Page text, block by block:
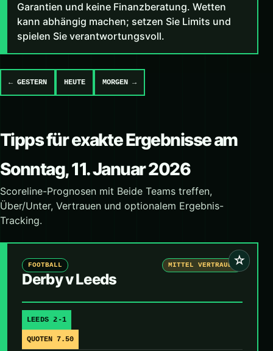
Garantien und keine Finanzberatung. Wetten
kann abhängig machen; setzen Sie Limits und
spielen Sie verantwortungsvoll.
← GESTERN HEUTE MORGEN →
Tipps für exakte Ergebnisse am
Sonntag, 11. Januar 2026
Scoreline-Prognosen mit Beide Teams treffen,
Über/Unter, Vertrauen und optionalem Ergebnis-
Tracking.
☆
FOOTBALL MITTEL VERTRAUEN
Derby v Leeds
LEEDS 2-1
QUOTEN 7.50